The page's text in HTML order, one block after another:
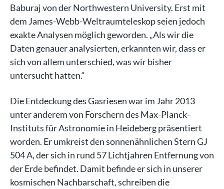
Baburaj von der Northwestern University. Erst mit
dem James-Webb-Weltraumteleskop seien jedoch
exakte Analysen möglich geworden. „Als wir die
Daten genauer analysierten, erkannten wir, dass er
sich von allem unterschied, was wir bisher
untersucht hatten.“
Die Entdeckung des Gasriesen war im Jahr 2013
unter anderem von Forschern des Max-Planck-
Instituts für Astronomie in Heideberg präsentiert
worden. Er umkreist den sonnenähnlichen Stern GJ
504 A, der sich in rund 57 Lichtjahren Entfernung von
der Erde befindet. Damit befinde er sich in unserer
kosmischen Nachbarschaft, schreiben die